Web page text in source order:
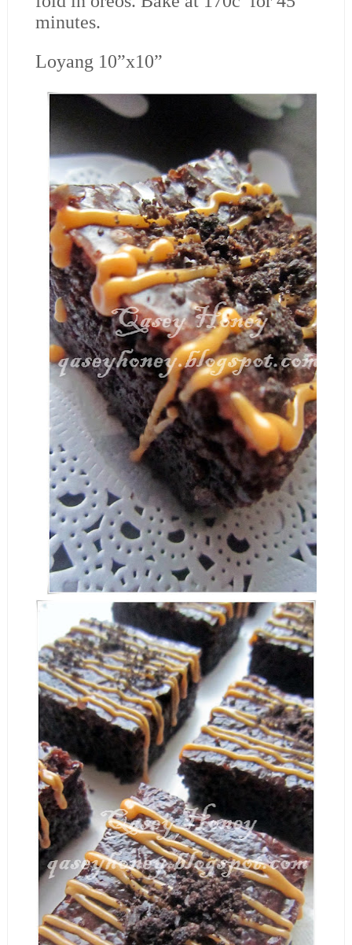
minutes.
Loyang 10”x10”